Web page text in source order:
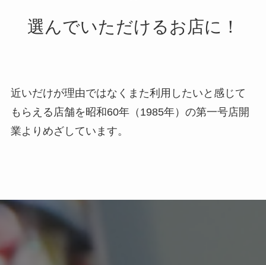
選んでいただけるお店に！
近いだけが理由ではなくまた利用したいと感じて
もらえる店舗を昭和60年（1985年）の第一号店開
業よりめざしています。